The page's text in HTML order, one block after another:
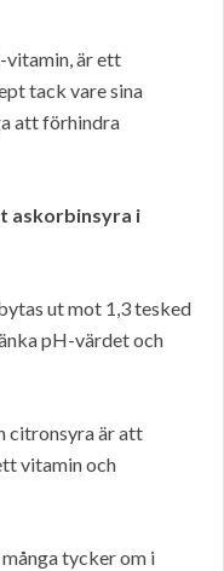
vitamin, är ett
tack vare sina
att förhindra
askorbinsyra i
ut mot 1,3 tesked
pH-värdet och
citronsyra är att
vitamin och
tycker om i